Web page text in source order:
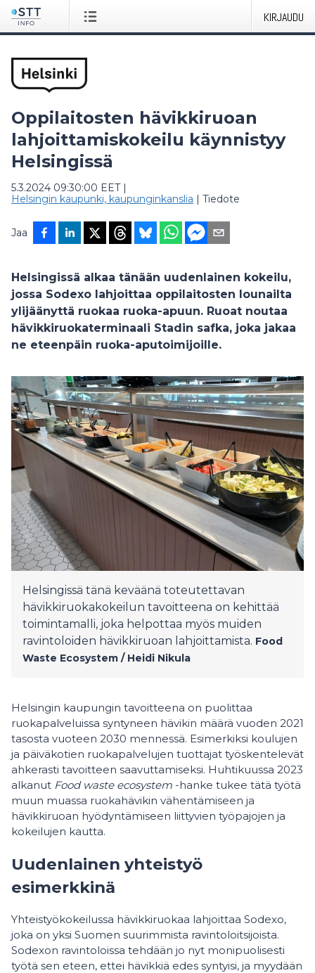
KIRJAUDU
Oppilaitosten hävikkiruoan
lahjoittamiskokeilu käynnistyy
Helsingissä
5.3.2024 09:30:00 EET|
Helsingin kaupunki, kaupunginkanslia | Tiedote
Jaa
Helsingissä alkaa tänään uudenlainen kokeilu,
jossa Sodexo lahjoittaa oppilaitosten lounailta
ylijäänyttä ruokaa ruoka-apuun. Ruoat noutaa
hävikkiruokaterminaali Stadin safka, joka jakaa
ne eteenpäin ruoka-aputoimijoille.
Helsingissä tänä keväänä toteutettavan
hävikkiruokakokeilun tavoitteena on kehittää
toimintamalli, joka helpottaa myös muiden
ravintoloiden hävikkiruoan lahjoittamista. Food
Waste Ecosystem / Heidi Nikula
Helsingin kaupungin tavoitteena on puolittaa
ruokapalveluissa syntyneen hävikin määrä vuoden 2021
tasosta vuoteen 2030 mennessä. Esimerkiksi koulujen
ja päiväkotien ruokapalvelujen tuottajat työskentelevät
ahkerasti tavoitteen saavuttamiseksi. Huhtikuussa 2023
alkanut Food waste ecosystem -hanke tukee tätä työtä
muun muassa ruokahävikin vähentämiseen ja
hävikkiruoan hyödyntämiseen liittyvien työpajojen ja
kokeilujen kautta.
Uudenlainen yhteistyö
esimerkkinä
Yhteistyökokeilussa hävikkiruokaa lahjoittaa Sodexo,
joka on yksi Suomen suurimmista ravintoloitsijoista.
Sodexon ravintoloissa tehdään jo nyt monipuolisesti
työtä sen eteen, ettei hävikkiä edes syntyisi, ja myydään